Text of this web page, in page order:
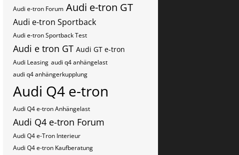
Audi e-tron Forum Audi e-tron GT
Audi e-tron Sportback
Audi e-tron Sportback Test
Audi e tron GT Audi GT e-tron
Audi Leasing audi q4 anhängelast
audi q4 anhängerkupplung
Audi Q4 e-tron
Audi Q4 e-tron Anhängelast
Audi Q4 e-tron Forum
Audi Q4 e-Tron Interieur
Audi Q4 e-tron Kaufberatung